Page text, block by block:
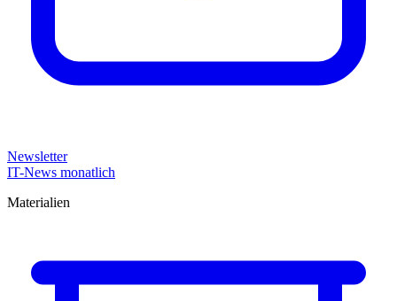
Newsletter
IT-News monatlich
Materialien